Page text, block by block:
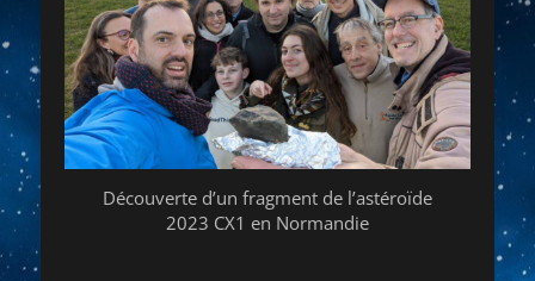
Découverte d’un fragment de l’astéroïde
2023 CX1 en Normandie